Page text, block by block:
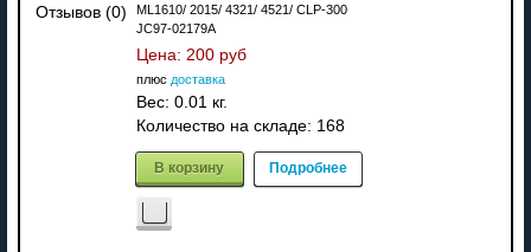
Отзывов (0)
ML1610/ 2015/ 4321/ 4521/ CLP-300
JC97-02179A
Цена: 200 руб
плюс доставка
Вес: 0.01 кг.
Количество на складе: 168
В корзину Подробнее